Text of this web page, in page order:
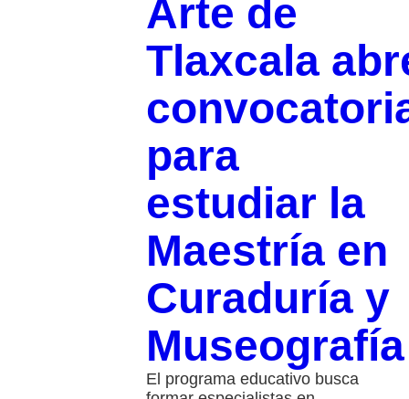
Arte de
Tlaxcala
para
estudiar la
Maestría en
Curaduría y
Museografía
El programa educativo busca